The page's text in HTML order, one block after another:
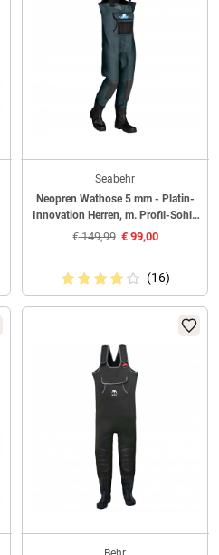
Seabehr
Neopren Wathose 5 mm - Platin-
Innovation Herren, m. Profil-Sohle
(Seal-Grau)
€149,99 €99,00
(16)